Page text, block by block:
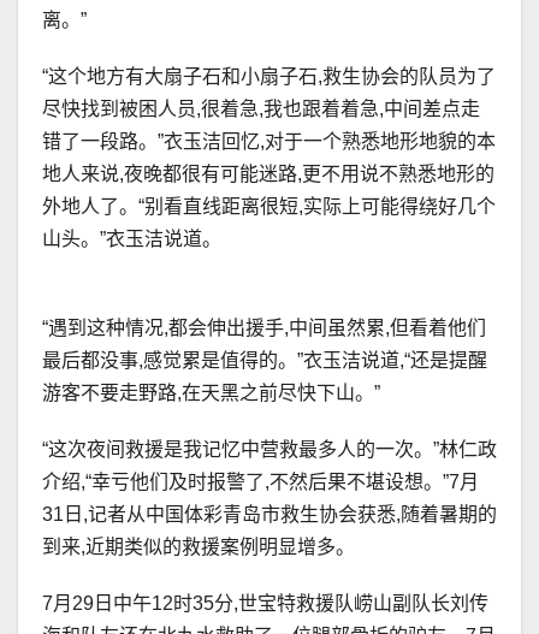
离。”
“这个地方有大扇子石和小扇子石,救生协会的队员为了
尽快找到被困人员,很着急,我也跟着着急,中间差点走
错了一段路。”衣玉洁回忆,对于一个熟悉地形地貌的本
地人来说,夜晚都很有可能迷路,更不用说不熟悉地形的
外地人了。“别看直线距离很短,实际上可能得绕好几个
山头。”衣玉洁说道。
“遇到这种情况,都会伸出援手,中间虽然累,但看着他们
最后都没事,感觉累是值得的。”衣玉洁说道,“还是提醒
游客不要走野路,在天黑之前尽快下山。”
“这次夜间救援是我记忆中营救最多人的一次。”林仁政
介绍,“幸亏他们及时报警了,不然后果不堪设想。”7月
31日,记者从中国体彩青岛市救生协会获悉,随着暑期的
到来,近期类似的救援案例明显增多。
7月29日中午12时35分,世宝特救援队崂山副队长刘传